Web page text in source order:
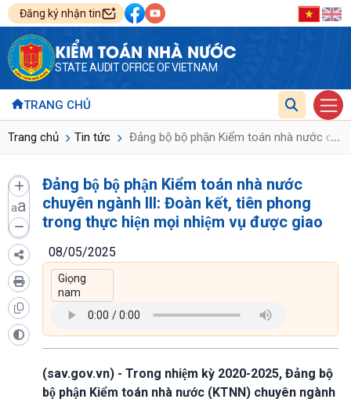
Đăng ký nhận tin
KIỂM TOÁN NHÀ NƯỚC
STATE AUDIT OFFICE OF VIETNAM
TRANG CHỦ
Trang chủ Tin tức Đảng bộ bộ phận Kiểm toán nhà nước ...
aa
Đảng bộ bộ phận Kiểm toán nhà nước
chuyên ngành III: Đoàn kết, tiên phong
trong thực hiện mọi nhiệm vụ được giao
08/05/2025
(sav.gov.vn) - Trong nhiệm kỳ 2020-2025, Đảng bộ
bộ phận Kiểm toán nhà nước (KTNN) chuyên ngành